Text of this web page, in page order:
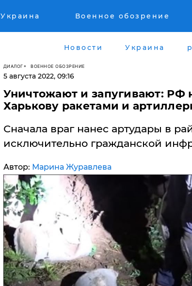
Украина Военное обозрение
Новости Украина
ДИАЛОГ ВОЕННОЕ ОБОЗРЕНИЕ
5 августа 2022, 09:16
​Уничтожают и запугивают: РФ
Харькову ракетами и
Сначала враг нанес артудары в
исключительно гражданской
Автор: Марина Журавлева